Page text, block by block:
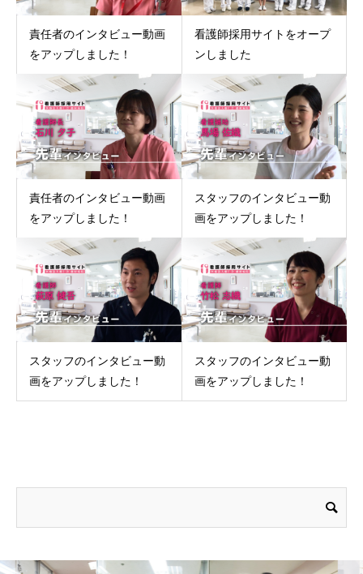
責任者のインタビュー動画
をアップしました！
看護師採用サイトをオープ
ンしました
責任者のインタビュー動画
をアップしました！
スタッフのインタビュー動
画をアップしました！
スタッフのインタビュー動
画をアップしました！
スタッフのインタビュー動
画をアップしました！